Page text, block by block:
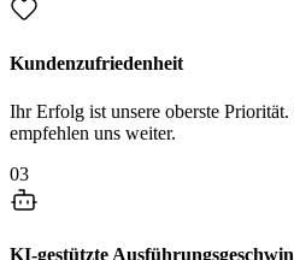
Kundenzufriedenheit
Ihr Erfolg ist unsere oberste
empfehlen uns weiter.
03
KI-gestützte